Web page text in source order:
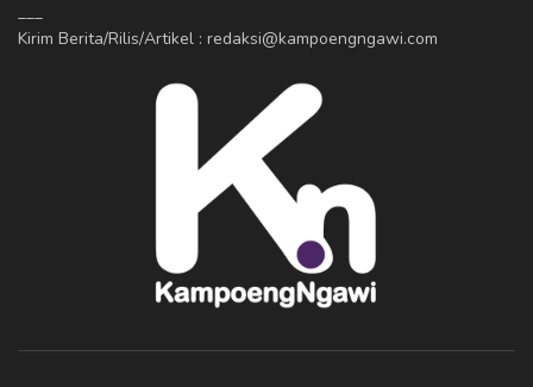
___
Kirim Berita/Rilis/Artikel : redaksi@kampoengngawi.com